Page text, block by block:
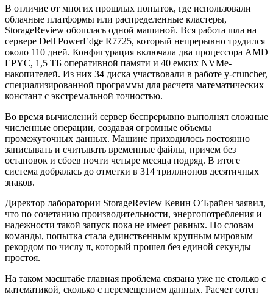
В отличие от многих прошлых попыток, где использовали
облачные платформы или распределенные кластеры,
StorageReview обошлась одной машиной. Вся работа шла на
сервере Dell PowerEdge R7725, который непрерывно трудился
около 110 дней. Конфигурация включала два процессора AMD
EPYC, 1,5 ТБ оперативной памяти и 40 емких NVMe-
накопителей. Из них 34 диска участвовали в работе y-cruncher,
специализированной программы для расчета математических
констант с экстремальной точностью.
Во время вычислений сервер беспрерывно выполнял сложные
численные операции, создавая огромные объемы
промежуточных данных. Машине приходилось постоянно
записывать и считывать временные файлы, причем без
остановок и сбоев почти четыре месяца подряд. В итоге
система добралась до отметки в 314 триллионов десятичных
знаков.
Директор лаборатории StorageReview Кевин О’Брайен заявил,
что по сочетанию производительности, энергопотребления и
надежности такой запуск пока не имеет равных. По словам
команды, попытка стала единственным крупным мировым
рекордом по числу π, который прошел без единой секунды
простоя.
На таком масштабе главная проблема связана уже не столько с
математикой, сколько с перемещением данных. Расчет сотен